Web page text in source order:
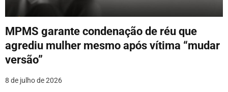
e
P
o
s
MPMS garante condenação de réu que
agrediu mulher mesmo após vítima “mudar
versão”
8 de julho de 2026